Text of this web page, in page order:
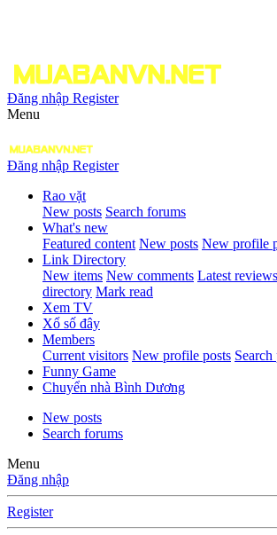
Đăng nhập Register
Menu
Đăng nhập Register
Rao vặt
New posts Search forums
What's new
Featured content New posts New profile
Link Directory
New items New comments Latest reviews
directory Mark read
Xem TV
Xổ số đây
Members
Current visitors New profile posts
Funny Game
Chuyển nhà Bình Dương
New posts
Search forums
Menu
Đăng nhập
Register